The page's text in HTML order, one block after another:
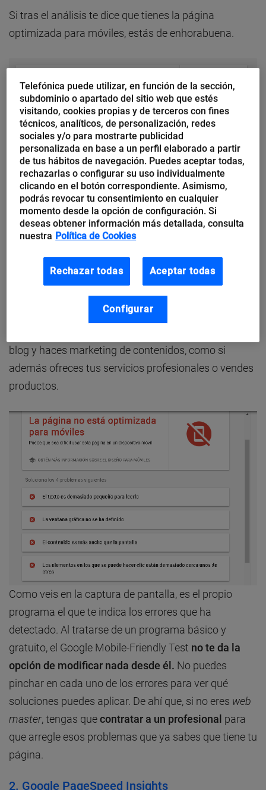
Si tras el análisis te dice que tienes la página
optimizada para móviles, estás de enhorabuena.
Pero si no fuera así, ya tienes trabajo por delante.
no tienes tu web optimizada para los móviles,
estarás perdiendo miles de visitas
esperar a que se cargue tu página, a que no se lea
bien lo que les aparece en pantalla, a que no se vean
las fotos o los vídeos, etc.
blog y haces marketing de contenidos, como si
además ofreces tus servicios profesionales o vendes
productos.
Como veis en la captura de pantalla, es el propio
programa el que te indica los errores que ha
detectado. Al tratarse de un programa básico y
gratuito, el Google Mobile-Friendly Test no te da la
opción de modificar nada desde él. No puedes
pinchar en cada uno de los errores para ver qué
soluciones puedes aplicar. De ahí que, si no eres web
master, tengas quecontratar a un profesional para
que arregle esos problemas que ya sabes que tiene tu
página.
2. Google PageSpeed Insights
Telefónica puede utilizar, en función de la sección,
subdominio o apartado del sitio web que estés
visitando, cookies propias y de terceros con fines
técnicos, analíticos, de personalización, redes
sociales y/o para mostrarte publicidad
personalizada en base a un perfil elaborado a partir
de tus hábitos de navegación. Puedes aceptar todas,
rechazarlas o configurar su uso individualmente
clicando en el botón correspondiente. Asimismo,
podrás revocar tu consentimiento en cualquier
momento desde la opción de configuración. Si
deseas obtener información más detallada, consulta
nuestra Política de Cookies
Rechazar todas Aceptar todas
Configurar